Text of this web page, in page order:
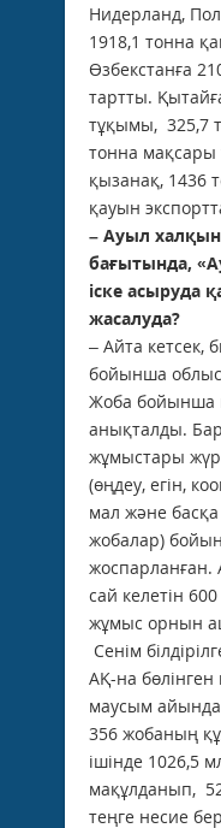
Нидерланд,
1918,1 тонна
Өзбекстанға
тартты.
тұқымы, 325,7
тонна мақсары
қызанақ, 1436
қауын
– Ауыл
бағытында,
іске асыруда
жасалуда?
– Айта кетсек,
бойынша
Жоба бойынша
анықталды.
жұмыстары
(өңдеу, егін,
мал және
жобалар)
жоспарланған.
сай келетін
жұмыс орнын
Сенім
АҚ-на
маусым айында
356 жобаның
ішінде 1026,5
мақұлданып,
теңге несие